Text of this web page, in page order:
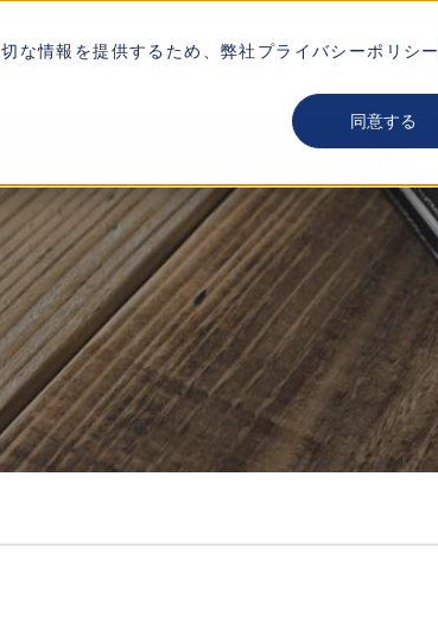
な情報を提供するため、弊社 プライバシーポリシー
同意する